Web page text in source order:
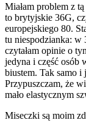
Miałam problem z
to brytyjskie 36G,
europejskiego 80.
tu niespodzianka: w
czytałam opinie o
jedyna i część osób
biustem. Tak samo i
Przypuszczam, że
mało elastycznym
Miseczki są moim